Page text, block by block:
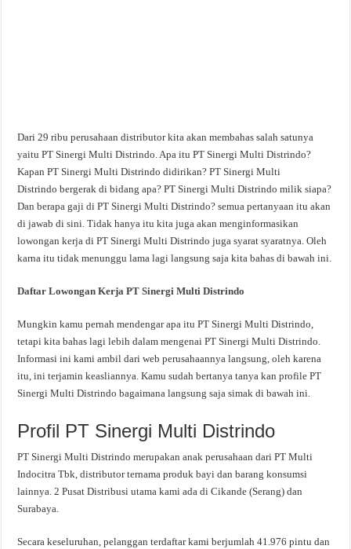
Dari 29 ribu perusahaan distributor kita akan membahas salah satunya
yaitu PT Sinergi Multi Distrindo. Apa itu PT Sinergi Multi Distrindo?
Kapan PT Sinergi Multi Distrindo didirikan? PT Sinergi Multi
Distrindo bergerak di bidang apa? PT Sinergi Multi Distrindo milik siapa?
Dan berapa gaji di PT Sinergi Multi Distrindo? semua pertanyaan itu akan
di jawab di sini. Tidak hanya itu kita juga akan menginformasikan
lowongan kerja di PT Sinergi Multi Distrindo juga syarat syaratnya. Oleh
karna itu tidak menunggu lama lagi langsung saja kita bahas di bawah ini.
Daftar Lowongan Kerja PT Sinergi Multi Distrindo
Mungkin kamu pernah mendengar apa itu PT Sinergi Multi Distrindo,
tetapi kita bahas lagi lebih dalam mengenai PT Sinergi Multi Distrindo.
Informasi ini kami ambil dari web perusahaannya langsung, oleh karena
itu, ini terjamin keasliannya. Kamu sudah bertanya tanya kan profile PT
Sinergi Multi Distrindo bagaimana langsung saja simak di bawah ini.
Profil PT Sinergi Multi Distrindo
PT Sinergi Multi Distrindo merupakan anak perusahaan dari PT Multi
Indocitra Tbk, distributor ternama produk bayi dan barang konsumsi
lainnya. 2 Pusat Distribusi utama kami ada di Cikande (Serang) dan
Surabaya.
Secara keseluruhan, pelanggan terdaftar kami berjumlah 41.976 pintu dan